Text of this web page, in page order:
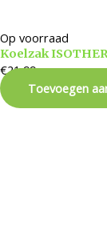
Op voorraad
Koelzak
€21,99
Toevoegen